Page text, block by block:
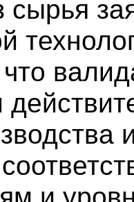
сырья